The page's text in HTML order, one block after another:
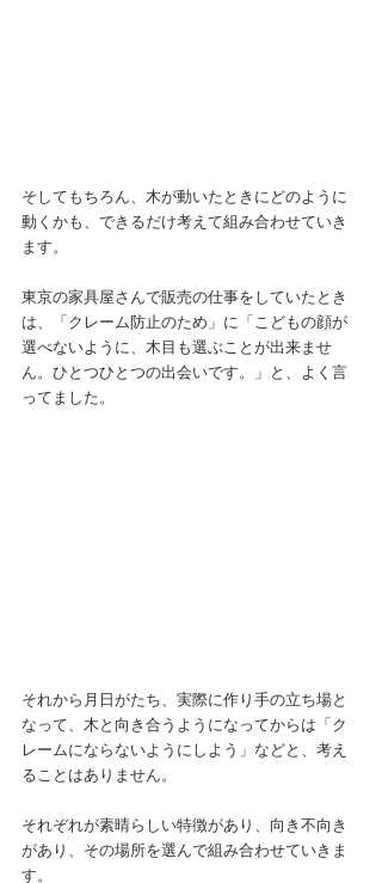
そしてもちろん、木が動いたときにどのように
動くかも、できるだけ考えて組み合わせていき
ます。
東京の家具屋さんで販売の仕事をしていたとき
は、「クレーム防止のため」に「こどもの顔が
選べないように、木目も選ぶことが出来ませ
ん。ひとつひとつの出会いです。」と、よく言
ってました。
それから月日がたち、実際に作り手の立ち場と
なって、木と向き合うようになってからは「ク
レームにならないようにしよう」などと、考え
ることはありません。
それぞれが素晴らしい特徴があり、向き不向き
があり、その場所を選んで組み合わせていきま
す。